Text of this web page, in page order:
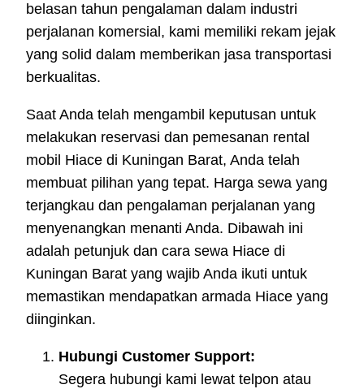
belasan tahun pengalaman dalam industri
perjalanan komersial, kami memiliki rekam jejak
yang solid dalam memberikan jasa transportasi
berkualitas.
Saat Anda telah mengambil keputusan untuk
melakukan reservasi dan pemesanan rental
mobil Hiace di Kuningan Barat, Anda telah
membuat pilihan yang tepat. Harga sewa yang
terjangkau dan pengalaman perjalanan yang
menyenangkan menanti Anda. Dibawah ini
adalah petunjuk dan cara sewa Hiace di
Kuningan Barat yang wajib Anda ikuti untuk
memastikan mendapatkan armada Hiace yang
diinginkan.
Hubungi Customer Support:
Segera hubungi kami lewat telpon atau